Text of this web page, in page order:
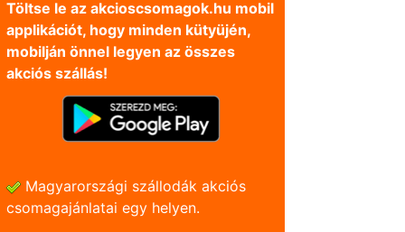
Töltse le az akcioscsomagok.hu mobil
applikációt, hogy minden kütyüjén,
mobilján önnel legyen az összes
akciós szállás!
Magyarországi szállodák akciós
csomagajánlatai egy helyen.